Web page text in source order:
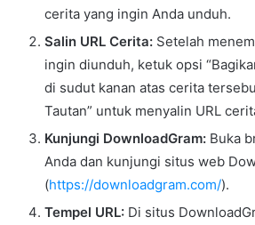
cerita yang ingin Anda unduh.
Salin URL Cerita: Setelah
ingin diunduh, ketuk opsi
di sudut kanan atas cerita
Tautan” untuk menyalin URL
Kunjungi DownloadGram: Buka
Anda dan kunjungi situs web
(https://downloadgram.com/).
Tempel URL: Di situs